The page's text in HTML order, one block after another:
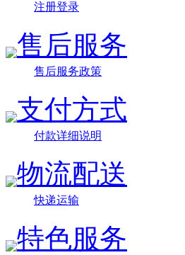
注册登录
售后服务
售后服务政策
支付方式
付款详细说明
物流配送
快递运输
特色服务